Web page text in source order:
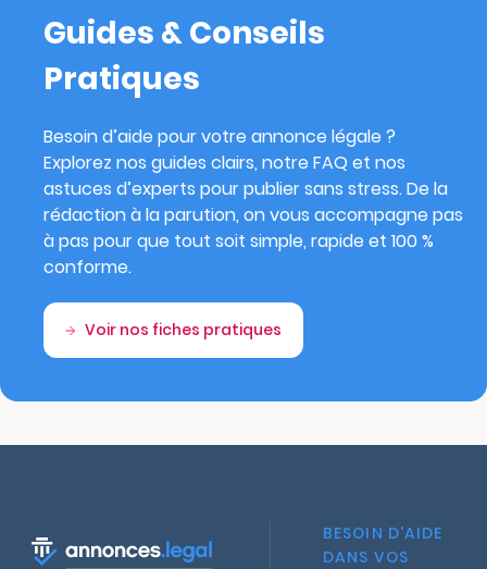
Guides & Conseils
Pratiques
Besoin d’aide pour votre annonce légale ?
Explorez nos guides clairs, notre FAQ et nos
astuces d’experts pour publier sans stress. De la
rédaction à la parution, on vous accompagne pas
à pas pour que tout soit simple, rapide et 100 %
conforme.
Voir nos fiches pratiques
BESOIN D'AIDE
DANS VOS